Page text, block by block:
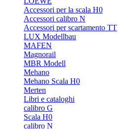
Accessori per la scala H0
Accessori calibro N
Accessori per scartamento TT
LUX Modellbau
MAFEN
Magnorail
MBR Modell
Mehano
Mehano Scala H0
Merten
Libri e cataloghi
calibro G
Scala H0
calibro N